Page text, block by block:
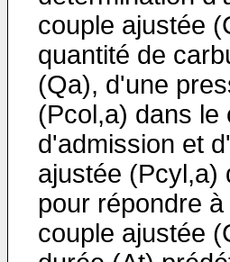
couple ajustée
quantité de
(Qa), d'une
(Pcol,a) dans le
d'admission et
ajustée (Pcyl,a)
pour répondre
couple ajustée